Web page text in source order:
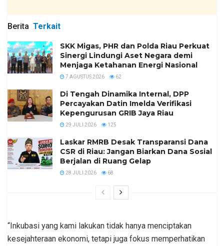
Berita Terkait
SKK Migas, PHR dan Polda Riau Perkuat
Sinergi Lindungi Aset Negara demi
Menjaga Ketahanan Energi Nasional
7 AGUSTUS 2026 62
Di Tengah Dinamika Internal, DPP
Percayakan Datin Imelda Verifikasi
Kepengurusan GRIB Jaya Riau
29 JULI 2026 125
Laskar RMRB Desak Transparansi Dana
CSR di Riau: Jangan Biarkan Dana Sosial
Berjalan di Ruang Gelap
28 JULI 2026 68
“Inkubasi yang kami lakukan tidak hanya menciptakan
kesejahteraan ekonomi, tetapi juga fokus memperhatikan